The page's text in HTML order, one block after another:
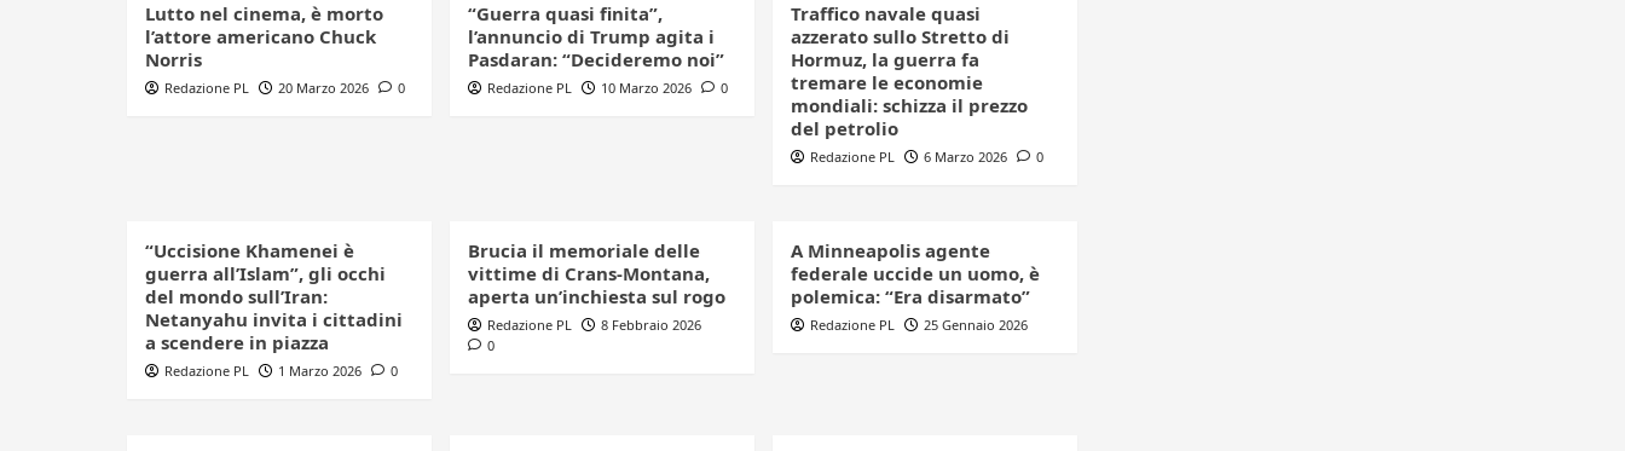
Lutto nel cinema, è morto
l’attore americano Chuck
Norris
Redazione PL 20 Marzo 2026 0
“Guerra quasi finita”,
l’annuncio di Trump agita i
Pasdaran: “Decideremo noi”
Redazione PL 10 Marzo 2026 0
Traffico navale quasi
azzerato sullo Stretto di
Hormuz, la guerra fa
tremare le economie
mondiali: schizza il prezzo
del petrolio
Redazione PL 6 Marzo 2026 0
“Uccisione Khamenei è
guerra all’Islam”, gli occhi
del mondo sull’Iran:
Netanyahu invita i cittadini
a scendere in piazza
Redazione PL 1 Marzo 2026 0
Brucia il memoriale delle
vittime di Crans-Montana,
aperta un’inchiesta sul rogo
Redazione PL
8 Febbraio 2026
0
A Minneapolis agente
federale uccide un uomo, è
polemica: “Era disarmato”
Redazione PL 25 Gennaio 2026